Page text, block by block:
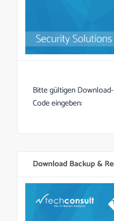
Bitte gültigen Download-
Code eingeben:
Download Backup &